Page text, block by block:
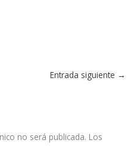
Entrada siguiente →
no será publicada. Los